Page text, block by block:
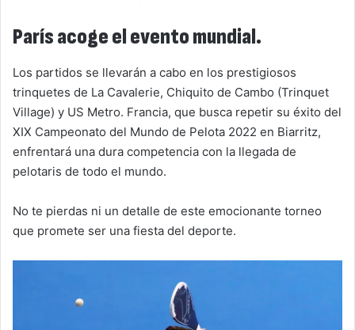
París acoge el evento mundial.
Los partidos se llevarán a cabo en los prestigiosos
trinquetes de La Cavalerie, Chiquito de Cambo (Trinquet
Village) y US Metro. Francia, que busca repetir su éxito del
XIX Campeonato del Mundo de Pelota 2022 en Biarritz,
enfrentará una dura competencia con la llegada de
pelotaris de todo el mundo.
No te pierdas ni un detalle de este emocionante torneo
que promete ser una fiesta del deporte.